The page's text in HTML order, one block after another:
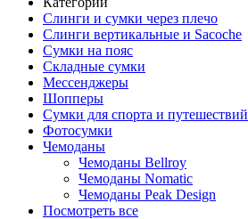
Слинги и сумки через плечо
Слинги вертикальные и Sacoche
Сумки на пояс
Складные сумки
Мессенджеры
Шопперы
Сумки для спорта и путешествий
Фотосумки
Чемоданы
Чемоданы Bellroy
Чемоданы Nomatic
Чемоданы Peak Design
Посмотреть все